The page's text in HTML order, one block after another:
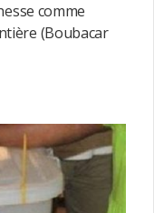
comme
(Boubacar